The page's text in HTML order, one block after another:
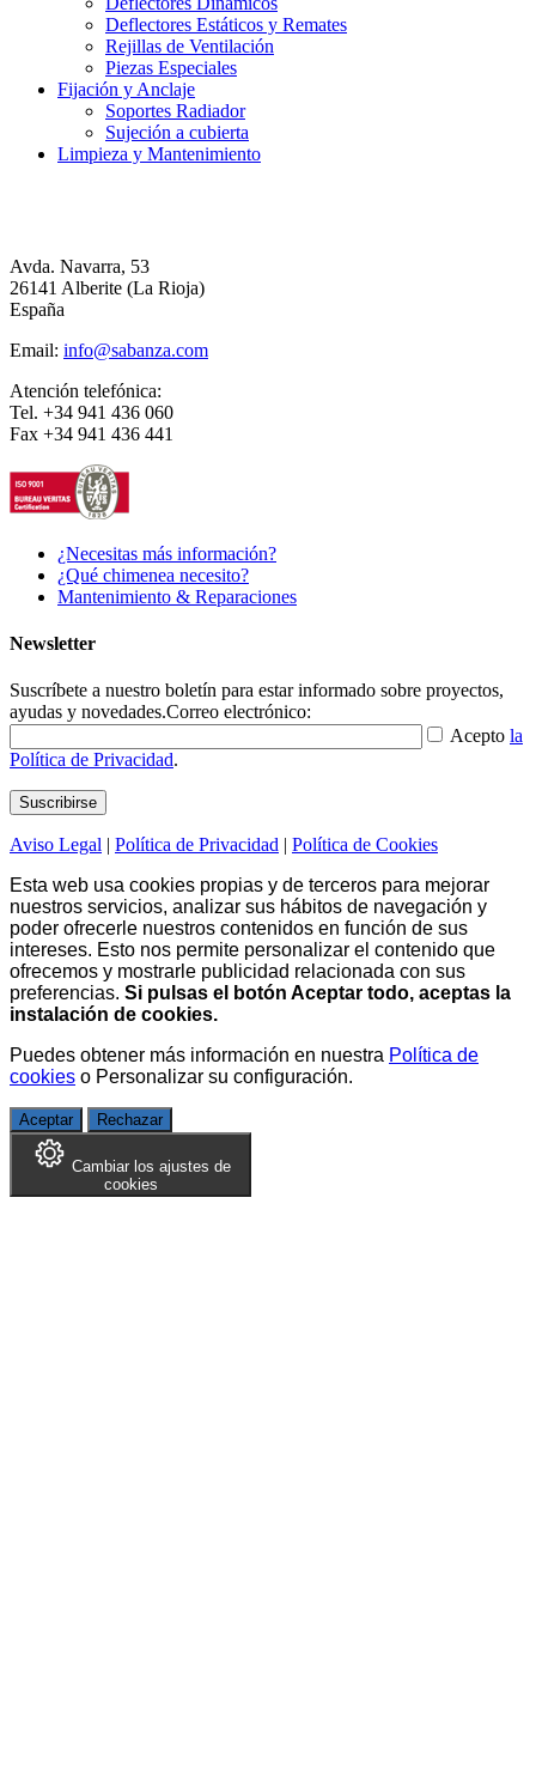
Deflectores Estáticos y Remates
Rejillas de Ventilación
Piezas Especiales
Fijación y Anclaje
Soportes Radiador
Sujeción a cubierta
Limpieza y Mantenimiento
Avda. Navarra, 53
26141 Alberite (La Rioja)
España
Email: info@sabanza.com
Atención telefónica:
Tel. +34 941 436 060
Fax +34 941 436 441
¿Necesitas más información?
¿Qué chimenea necesito?
Mantenimiento & Reparaciones
Newsletter
Suscríbete a nuestro boletín para estar informado sobre proyectos,
ayudas y novedades.Correo electrónico:
Acepto la
Política de Privacidad.
Aviso Legal | Política de Privacidad | Política de Cookies
Esta web usa cookies propias y de terceros para mejorar
nuestros servicios, analizar sus hábitos de navegación y
poder ofrecerle nuestros contenidos en función de sus
intereses. Esto nos permite personalizar el contenido que
ofrecemos y mostrarle publicidad relacionada con sus
preferencias. Si pulsas el botón Aceptar todo, aceptas la
instalación de cookies.
Puedes obtener más información en nuestra Política de
cookies o Personalizar su configuración.
Aceptar Rechazar
Cambiar los ajustes de
cookies